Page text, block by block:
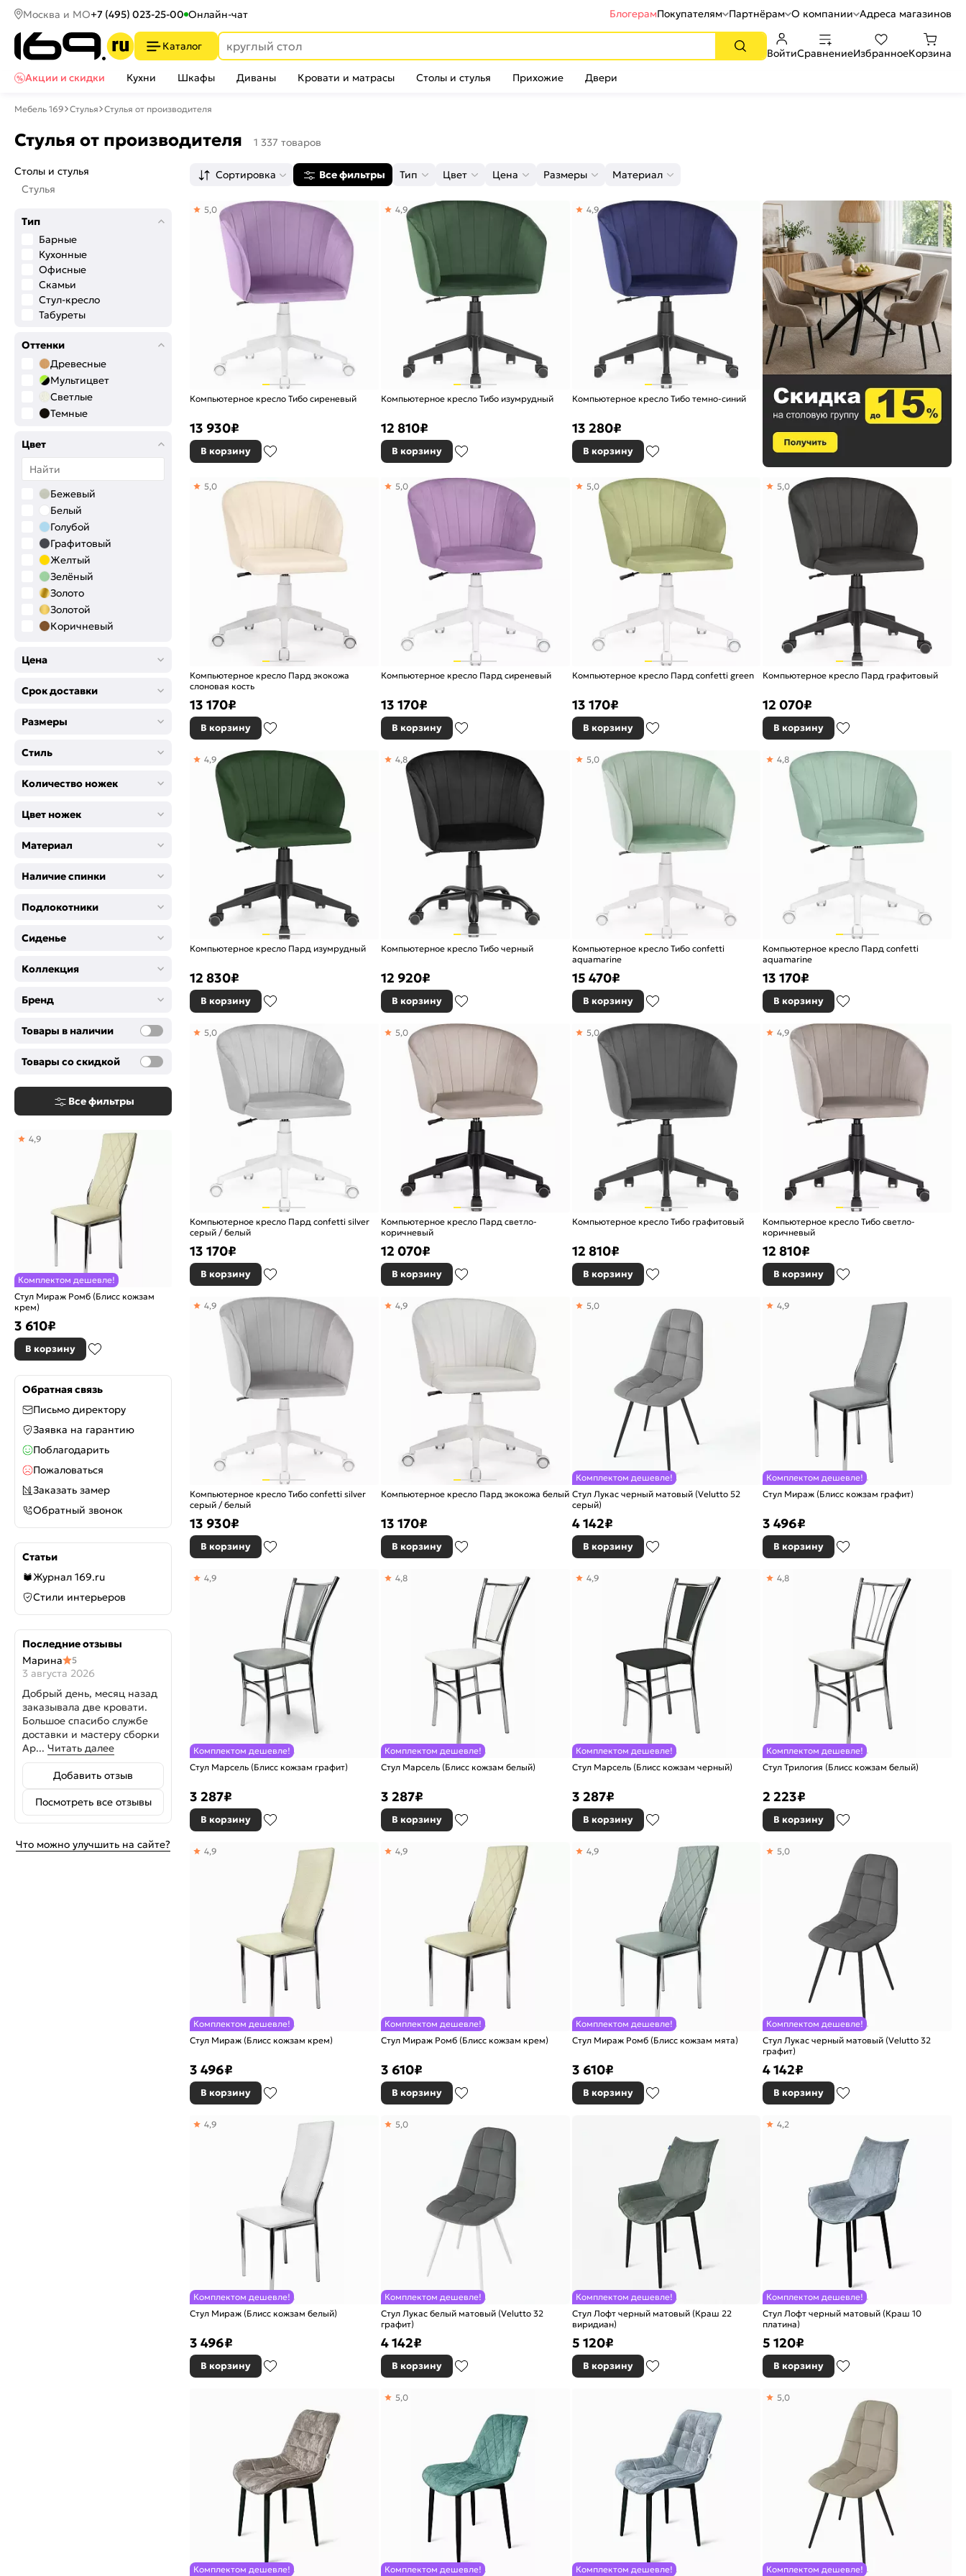
Москва и МО+7 (495) 023-25-00 Онлайн-чат БлогерамПокупателям Партнёрам О компании Адреса магазинов
Каталог
ВойтиСравнениеИзбранноеКорзина
Акции и скидки
Кухни Шкафы Диваны Кровати и матрасы Столы и стулья Прихожие Двери
Мебель 169 Стулья Стулья от производителя
Стулья от производителя 1 337 товаров
Столы и стулья
Стулья
Тип
Барные
Кухонные
Офисные
Скамьи
Стул-кресло
Табуреты
Оттенки
Древесные
Мультицвет
Светлые
Темные
Цвет
Бежевый
Белый
Голубой
Графитовый
Желтый
Зелёный
Золото
Золотой
Коричневый
Салатовый
Синий
Фиолетовый
Цена
Срок доставки
Размеры
Стиль
Количество ножек
Цвет ножек
Материал
Наличие спинки
Подлокотники
Сиденье
Коллекция
Бренд
Товары в наличии
Товары со скидкой
Все фильтры
Комплектом дешевле!
Стул Мираж Ромб (Блисс кожзам
крем)
4,9
3 610₽
В корзину
Обратная связь
Письмо директору
Заявка на гарантию
Поблагодарить
Пожаловаться
Заказать замер
Обратный звонок
Статьи
Журнал 169.ru
Стили интерьеров
Последние отзывы
Марина
5
3 августа 2026
Добрый день, месяц назад
заказывала две кровати.
Большое спасибо службе
доставки и мастеру сборки
Ар... Читать далее
Добавить отзыв
Посмотреть все отзывы
Что можно улучшить на сайте?
Сортировка Все фильтры Тип Цвет Цена Размеры Материал
Компьютерное кресло Тибо сиреневый
5,0
13 930₽
В корзину
Компьютерное кресло Тибо изумрудный
4,9
12 810₽
В корзину
Компьютерное кресло Тибо темно-синий
4,9
13 280₽
В корзину
Компьютерное кресло Пард экокожа
слоновая кость
5,0
13 170₽
В корзину
Компьютерное кресло Пард сиреневый
5,0
13 170₽
В корзину
Компьютерное кресло Пард confetti green
5,0
13 170₽
В корзину
Компьютерное кресло Пард графитовый
5,0
12 070₽
В корзину
Компьютерное кресло Пард изумрудный
4,9
12 830₽
В корзину
Компьютерное кресло Тибо черный
4,8
12 920₽
В корзину
Компьютерное кресло Тибо confetti
aquamarine
5,0
15 470₽
В корзину
Компьютерное кресло Пард confetti
aquamarine
4,8
13 170₽
В корзину
Компьютерное кресло Пард confetti silver
серый / белый
5,0
13 170₽
В корзину
Компьютерное кресло Пард светло-
коричневый
5,0
12 070₽
В корзину
Компьютерное кресло Тибо графитовый
5,0
12 810₽
В корзину
Компьютерное кресло Тибо светло-
коричневый
4,9
12 810₽
В корзину
Компьютерное кресло Тибо confetti silver
серый / белый
4,9
13 930₽
В корзину
Компьютерное кресло Пард экокожа белый
4,9
13 170₽
В корзину
Комплектом дешевле!
Стул Лукас черный матовый (Velutto 52
серый)
5,0
4 142₽
В корзину
Комплектом дешевле!
Стул Мираж (Блисс кожзам графит)
4,9
3 496₽
В корзину
Комплектом дешевле!
Стул Марсель (Блисс кожзам графит)
4,9
3 287₽
В корзину
Комплектом дешевле!
Стул Марсель (Блисс кожзам белый)
4,8
3 287₽
В корзину
Комплектом дешевле!
Стул Марсель (Блисс кожзам черный)
4,9
3 287₽
В корзину
Комплектом дешевле!
Стул Трилогия (Блисс кожзам белый)
4,8
2 223₽
В корзину
Комплектом дешевле!
Стул Мираж (Блисс кожзам крем)
4,9
3 496₽
В корзину
Комплектом дешевле!
Стул Мираж Ромб (Блисс кожзам крем)
4,9
3 610₽
В корзину
Комплектом дешевле!
Стул Мираж Ромб (Блисс кожзам мята)
4,9
3 610₽
В корзину
Комплектом дешевле!
Стул Лукас черный матовый (Velutto 32
графит)
5,0
4 142₽
В корзину
Комплектом дешевле!
Стул Мираж (Блисс кожзам белый)
4,9
3 496₽
В корзину
Комплектом дешевле!
Стул Лукас белый матовый (Velutto 32
графит)
5,0
4 142₽
В корзину
Комплектом дешевле!
Стул Лофт черный матовый (Краш 22
виридиан)
5 120₽
В корзину
Комплектом дешевле!
Стул Лофт черный матовый (Краш 10
платина)
4,2
5 120₽
В корзину
Комплектом дешевле! Комплектом дешевле!
5,0
Комплектом дешевле! Комплектом дешевле!
5,0